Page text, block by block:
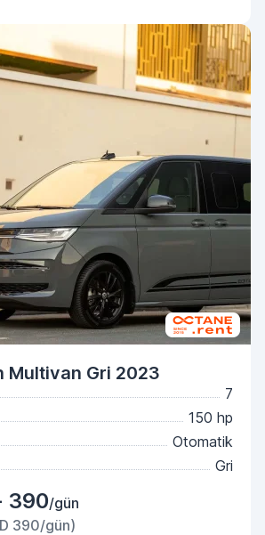
Multivan Gri 2023
7
150 hp
Otomatik
Gri
390/gün
390/gün)